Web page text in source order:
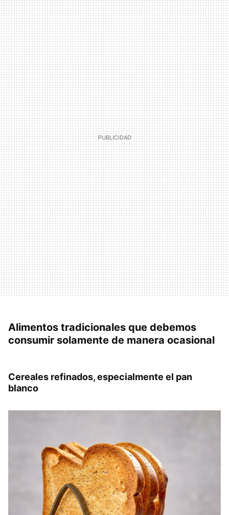
Alimentos tradicionales que debemos
consumir solamente de manera ocasional
Cereales refinados, especialmente el pan
blanco